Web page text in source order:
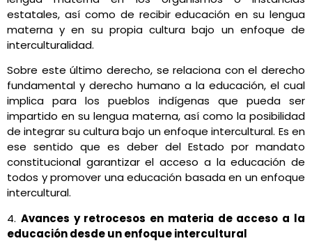
estatales, así como de recibir educación en su lengua
materna y en su propia cultura bajo un enfoque de
interculturalidad.
Sobre este último derecho, se relaciona con el derecho
fundamental y derecho humano a la educación, el cual
implica para los pueblos indígenas que pueda ser
impartido en su lengua materna, así como la posibilidad
de integrar su cultura bajo un enfoque intercultural. Es en
ese sentido que es deber del Estado por mandato
constitucional garantizar el acceso a la educación de
todos y promover una educación basada en un enfoque
intercultural.
4. Avances y retrocesos en materia de acceso a la
educación desde un enfoque intercultural